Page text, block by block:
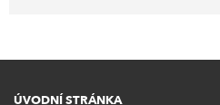
ÚVODNÍ STRÁNKA